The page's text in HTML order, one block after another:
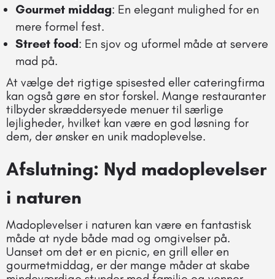
Gourmet middag: En elegant mulighed for en
mere formel fest.
Street food: En sjov og uformel måde at servere
mad på.
At vælge det rigtige spisested eller cateringfirma
kan også gøre en stor forskel. Mange restauranter
tilbyder skræddersyede menuer til særlige
lejligheder, hvilket kan være en god løsning for
dem, der ønsker en unik madoplevelse.
Afslutning: Nyd madoplevelser
i naturen
Madoplevelser i naturen kan være en fantastisk
måde at nyde både mad og omgivelser på.
Uanset om det er en picnic, en grill eller en
gourmetmiddag, er der mange måder at skabe